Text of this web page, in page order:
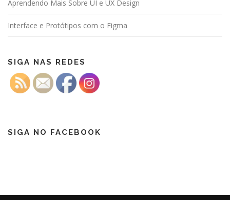
Aprendendo Mais Sobre UI e UX Design
Interface e Protótipos com o Figma
SIGA NAS REDES
SIGA NO FACEBOOK